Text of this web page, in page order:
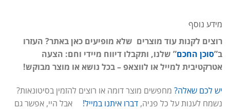
מידע נוסף
רוצים לקנות עוד מוצרים שלא מופיעים כאן באתר? העזרו
ב”סוכן החכם” שלנו, ותקבלו דיווח מיידי וחם: הצעה
אטרקטיבית למייל או לווצאפ – בכל נושא או מוצר מבוקש!
יש לכם שאלה? מחפשים מוצר דומה או רוצים להזמין בסיטונאות?
נשמח לענות על כל פניה, דברו איתנו במייל! אבל היי, אפשר גם